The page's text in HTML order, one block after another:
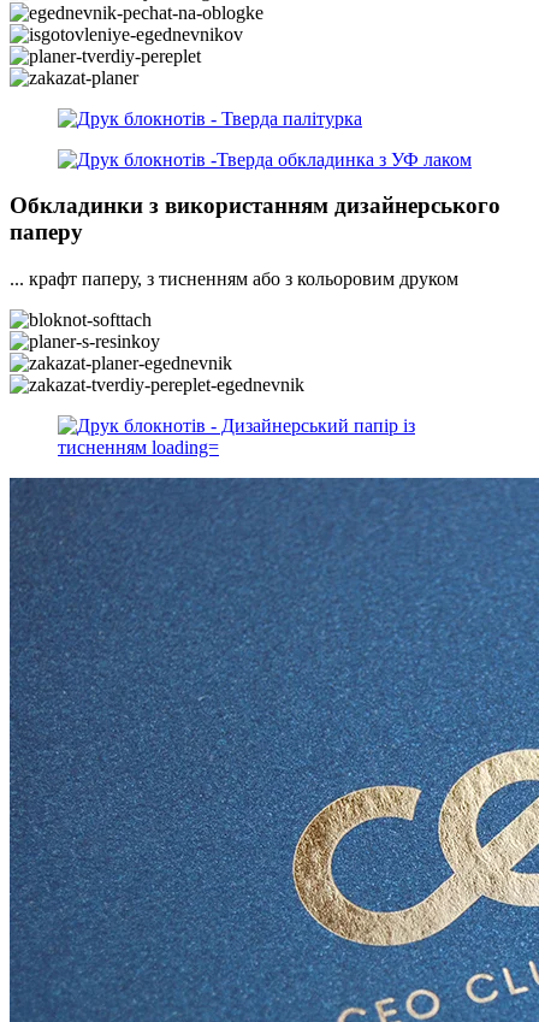
Обкладинки з використанням дизайнерського
паперу
... крафт паперу, з тисненням або з кольоровим друком